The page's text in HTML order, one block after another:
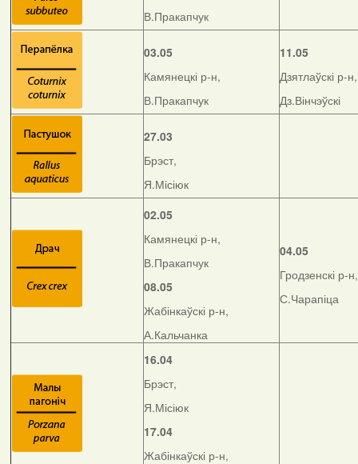
В.Пракапчук
03.05
Камянецкі р-н,
В.Пракапчук
11.05
Дзятлаўскі р-н,
Дз.Вінчэўскі
27.03
Брэст,
Я.Місіюк
02.05
Камянецкі р-н,
В.Пракапчук
08.05
Жабінкаўскі р-н,
А.Кальчанка
04.05
Гродзенскі р-н,
С.Чарапіца
16.04
Брэст,
Я.Місіюк
17.04
Жабінкаўскі р-н,